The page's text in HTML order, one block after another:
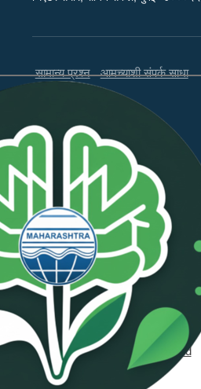
सामान्य प्रश्न आमच्याशी संपर्क साधा
ही वेबसाइट WCAG 2.1 लेव्हल AA
आणि GIGW 3.0 चे पालन करते.
द्वारा समर्थित: NeoSOFT Private Limited